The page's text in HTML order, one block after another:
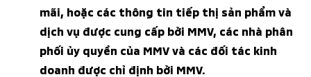
mãi, hoặc các thông tin tiếp thị sản phẩm và
dịch vụ được cung cấp bởi MMV, các nhà phân
phối ủy quyền của MMV và các đối tác kinh
doanh được chỉ định bởi MMV.